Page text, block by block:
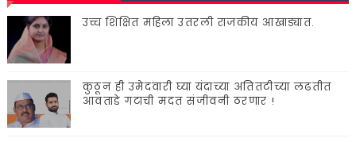
उच्च शिक्षित महिला उतरली राजकीय आखाड्यात.
कुठून ही उमेदवारी घ्या यंदाच्या अतितटीच्या लढतीत
आवताडे गटाची मदत संजीवनी ठरणार !